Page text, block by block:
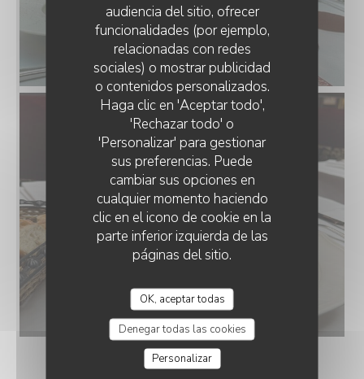
audiencia del sitio, ofrecer
funcionalidades (por ejemplo,
relacionadas con redes
sociales) o mostrar publicidad
o contenidos personalizados.
Haga clic en 'Aceptar todo',
'Rechazar todo' o
'Personalizar' para gestionar
sus preferencias. Puede
cambiar sus opciones en
cualquier momento haciendo
clic en el icono de cookie en la
parte inferior izquierda de las
páginas del sitio.
OK, aceptar todas
Denegar todas las cookies
Personalizar